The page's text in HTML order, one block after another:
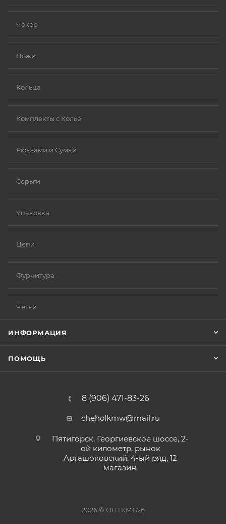
Чокер
Ножи
Кольца
Комплекты с Колье
Рюкзами и Сумки
Серьги
Упаковка
Цепи
Фурнитура
Чётки
ИНФОРМАЦИЯ
ПОМОЩЬ
8 (906) 471-83-26
cheholkmw@mail.ru
Пятигорск, Георгиевское шоссе, 2-
ой километр, рынок
Аргашоковский, 4-ый ряд, 12
магазин.
2026 © ОПТКМВ26